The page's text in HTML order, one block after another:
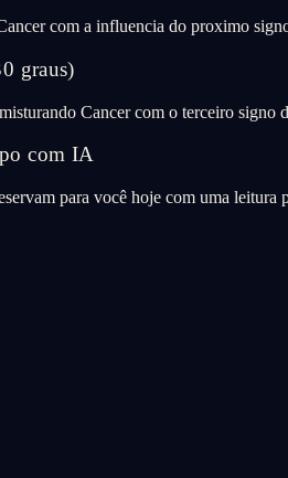
com a influencia do proximo
graus)
Cancer com o terceiro signo
com IA
para você hoje com uma leitura